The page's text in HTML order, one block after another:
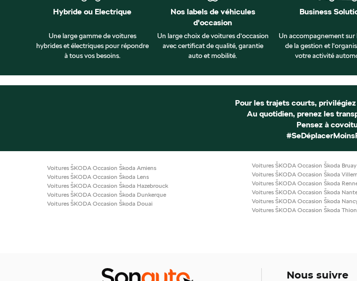
Hybride ou Electrique
Une large gamme de voitures
hybrides et électriques pour répondre
à tous vos besoins.
Nos labels de véhicules
d'occasion
Un large choix de voitures d’occasion
avec certificat de qualité, garantie
auto et mobilité.
Business
Un accompagnement sur
de la gestion et
votre activité
Pour les trajets courts,
Au quotidien, prenez les
Pensez à
Voitures ŠKODA Occasion Škoda Amiens
Voitures ŠKODA Occasion Škoda Lens
Voitures ŠKODA Occasion Škoda Hazebrouck
Voitures ŠKODA Occasion Škoda Dunkerque
Voitures ŠKODA Occasion Škoda Douai
Voitures ŠKODA Occasion Škoda
Voitures ŠKODA Occasion Škoda
Voitures ŠKODA Occasion Škoda
Voitures ŠKODA Occasion Škoda
Voitures ŠKODA Occasion Škoda
Voitures ŠKODA Occasion Škoda
Nous suivre